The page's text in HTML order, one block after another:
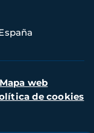
Mapa web
de cookies